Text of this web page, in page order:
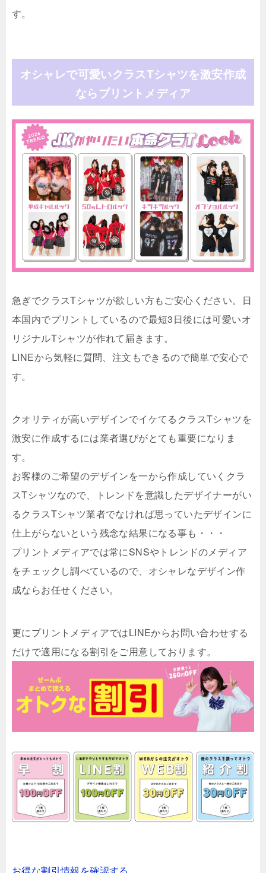
す。
オシャレで可愛いクラスTシャツを激安作成
ならプリントメディア
急ぎでクラスTシャツが欲しい方もご安心ください。日
本国内でプリントしているので最短3日後には可愛いオ
リジナルTシャツが作れて届きます。
LINEから気軽に質問、注文もできるので簡単で安心で
す。
クオリティが高いデザインでイケてるクラスTシャツを
激安に作成するには業者選びがとても重要になりま
す。
お客様のご希望のデザインを一から作成していくクラ
スTシャツなので、トレンドを意識したデザイナーがい
るクラスTシャツ業者でなければ思っていたデザインに
仕上がらないという残念な結果になる事も・・・
プリントメディアでは常にSNSやトレンドのメディア
をチェックし調べているので、オシャレなデザイン作
成ならお任せください。
更にプリントメディアではLINEからお問い合わせする
だけで適用になる割引をご用意しております。